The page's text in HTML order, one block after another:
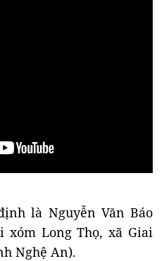
là Nguyễn Văn Báo
xóm Long Thọ, xã Giai
Nghệ An).